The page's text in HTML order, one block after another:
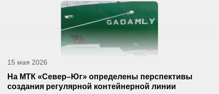
15 мая 2026
На МТК «Север–Юг» определены перспективы
создания регулярной контейнерной линии